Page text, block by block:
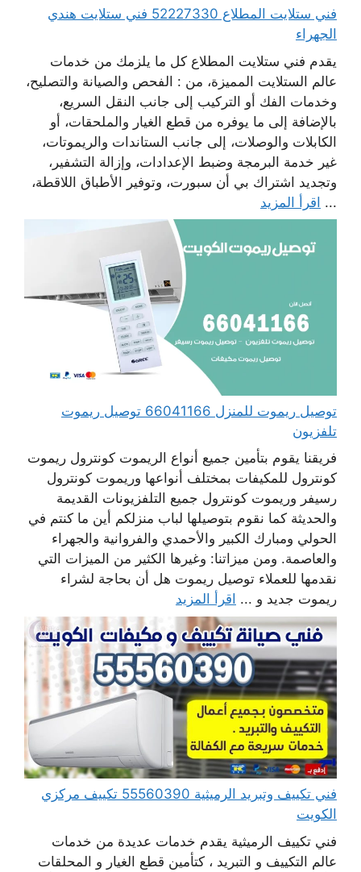
فني ستلايت المطلاع 52227330 فني ستلايت هندي
الجهراء
يقدم فني ستلايت المطلاع كل ما يلزمك من خدمات
عالم الستلايت المميزة، من : الفحص والصيانة والتصليح،
وخدمات الفك أو التركيب إلى جانب النقل السريع،
بالإضافة إلى ما يوفره من قطع الغيار والملحقات، أو
الكابلات والوصلات، إلى جانب الستاندات والريموتات،
غير خدمة البرمجة وضبط الإعدادات، وإزالة التشفير،
وتجديد اشتراك بي أن سبورت، وتوفير الأطباق اللاقطة،
... اقرأ المزيد
توصيل ريموت للمنزل 66041166 توصيل ريموت
تلفزيون
فريقنا يقوم بتأمين جميع أنواع الريموت كونترول ريموت
كونترول للمكيفات بمختلف أنواعها وريموت كونترول
رسيفر وريموت كونترول جميع التلفزيونات القديمة
والحديثة كما نقوم بتوصيلها لباب منزلكم أين ما كنتم في
الحولي ومبارك الكبير والأحمدي والفروانية والجهراء
والعاصمة. ومن ميزاتنا: وغيرها الكثير من الميزات التي
نقدمها للعملاء توصيل ريموت هل أن بحاجة لشراء
ريموت جديد و ... اقرأ المزيد
فني تكييف وتبريد الرميثية 55560390 تكييف مركزي
الكويت
فني تكييف الرميثية يقدم خدمات عديدة من خدمات
عالم التكييف و التبريد ، كتأمين قطع الغيار و المحلقات